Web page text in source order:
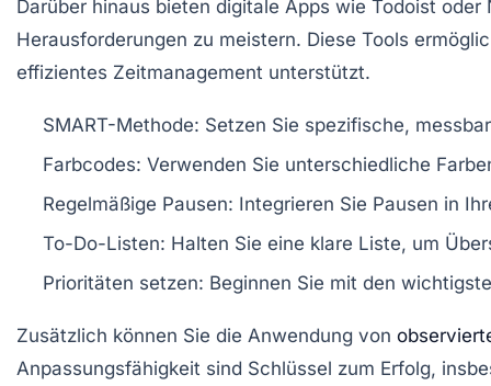
Darüber hinaus bieten digitale Apps wie Todoist oder
Herausforderungen zu meistern. Diese Tools
effizientes Zeitmanagement unterstützt.
SMART-Methode: Setzen Sie spezifische,
Farbcodes: Verwenden Sie unterschiedliche
Regelmäßige Pausen: Integrieren Sie Pausen in
To-Do-Listen: Halten Sie eine klare Liste, um
Prioritäten setzen: Beginnen Sie mit den
Zusätzlich können Sie die Anwendung von
Anpassungsfähigkeit sind Schlüssel zum Erfolg,